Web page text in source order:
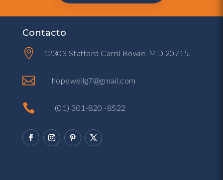
Contacto
 12303 Stafford Carril Bowie, MD 20715.
 hopewellg7@gmail.com
 (01) 301-820 -8522